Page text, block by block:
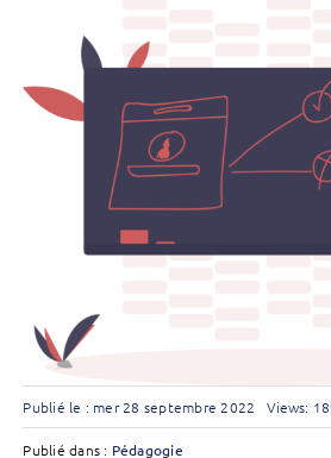
Publié le : mer 28 septembre 2022 Views:
Publié dans : Pédagogie